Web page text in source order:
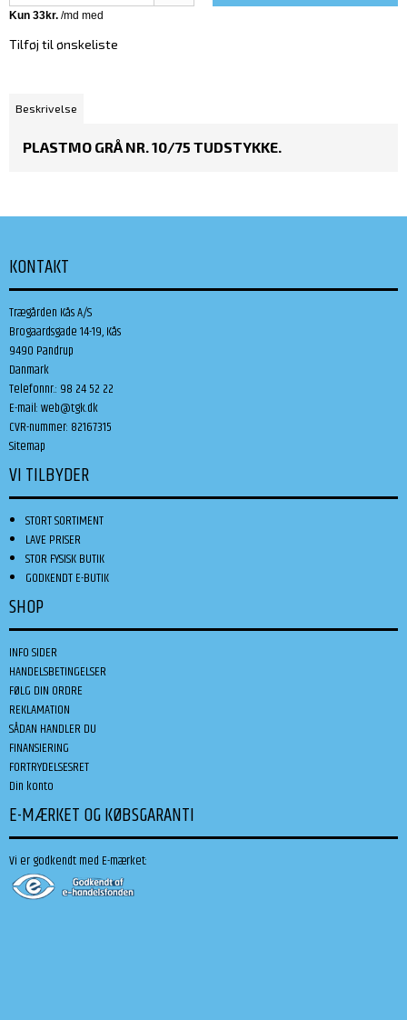
Tilføj til ønskeliste
Beskrivelse
PLASTMO GRÅ NR. 10/75 TUDSTYKKE.
KONTAKT
Trægården Kås A/S
Brogaardsgade 14-19, Kås
9490 Pandrup
Danmark
Telefonnr.: 98 24 52 22
E-mail:web@tgk.dk
CVR-nummer: 82167315
Sitemap
VI TILBYDER
STORT SORTIMENT
LAVE PRISER
STOR FYSISK BUTIK
GODKENDT E-BUTIK
SHOP
INFO SIDER
HANDELSBETINGELSER
FØLG DIN ORDRE
REKLAMATION
SÅDAN HANDLER DU
FINANSIERING
FORTRYDELSESRET
Din konto
E-MÆRKET OG KØBSGARANTI
Vi er godkendt med E-mærket: